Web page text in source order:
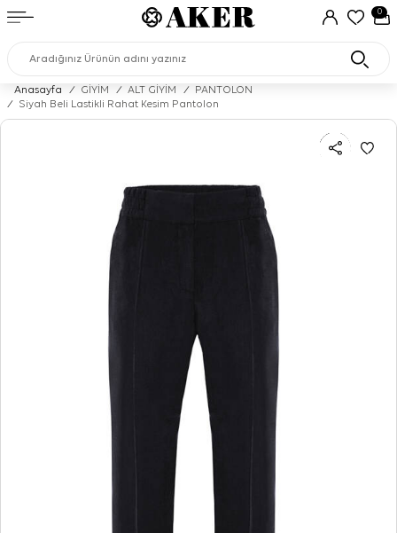
0
Anasayfa / GİYİM / ALT GİYİM /
PANTOLON
/
Siyah Beli Lastikli Rahat Kesim Pantolon